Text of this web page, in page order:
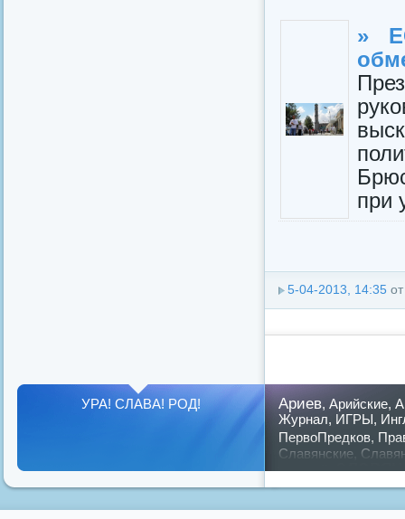
»
при
5-04-2013, 14:35
Ариев, Арийские,
Журнал, ИГРЫ,
ПервоПредков,
Славянские
русский,славян
УРА! СЛАВА! РОД!